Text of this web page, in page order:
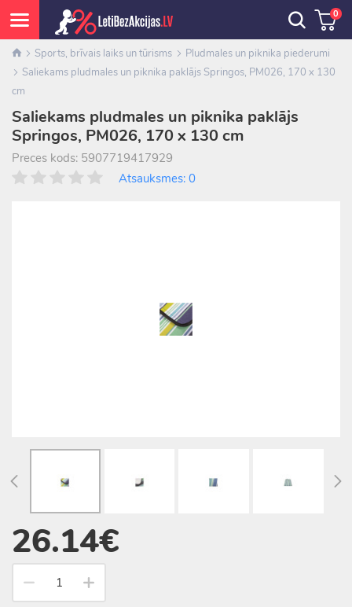
0
Sports, brīvais laiks un tūrisms
Pludmales un piknika piederumi
Saliekams pludmales un piknika paklājs Springos, PM026, 170 x 130
cm
Saliekams pludmales un piknika paklājs
Springos, PM026, 170 x 130 cm
Preces kods: 5907719417929
Atsauksmes: 0
26.14€